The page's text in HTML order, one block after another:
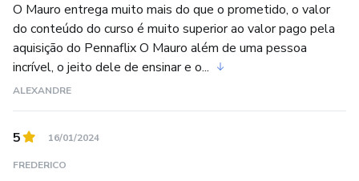
O Mauro entrega muito mais do que o prometido, o valor
do conteúdo do curso é muito superior ao valor pago pela
aquisição do Pennaflix O Mauro além de uma pessoa
incrível, o jeito dele de ensinar e o...
ALEXANDRE
5 16/01/2024
FREDERICO